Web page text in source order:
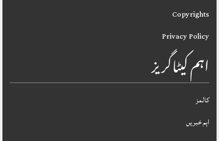
Copyrights
Privacy Policy
اہم کیٹاگریز
کالمز
اہم خبریں